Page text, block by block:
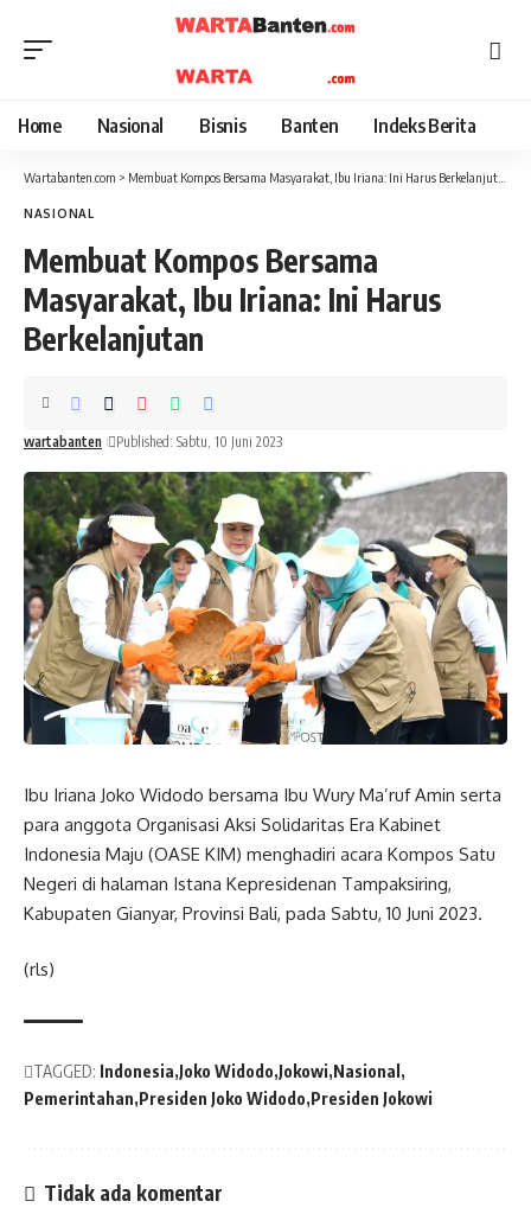
Home Nasional Bisnis Banten Indeks Berita
Wartabanten.com > Membuat Kompos Bersama Masyarakat, Ibu Iriana: Ini Harus Berkelanjutan
NASIONAL
Membuat Kompos Bersama
Masyarakat, Ibu Iriana: Ini Harus
Berkelanjutan
wartabanten Published: Sabtu, 10 Juni 2023
Ibu Iriana Joko Widodo bersama Ibu Wury Ma’ruf Amin serta
para anggota Organisasi Aksi Solidaritas Era Kabinet
Indonesia Maju (OASE KIM) menghadiri acara Kompos Satu
Negeri di halaman Istana Kepresidenan Tampaksiring,
Kabupaten Gianyar, Provinsi Bali, pada Sabtu, 10 Juni 2023.
(rls)
TAGGED: Indonesia Joko Widodo Jokowi Nasional
Pemerintahan Presiden Joko Widodo Presiden Jokowi
Tidak ada komentar